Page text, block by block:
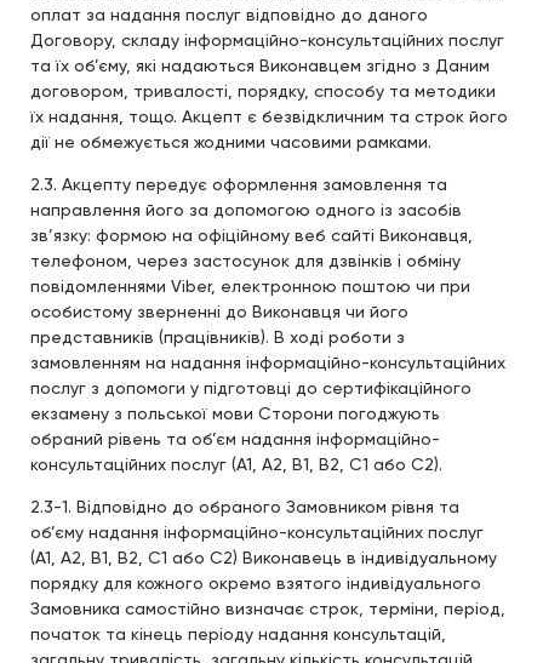
оплат за надання послуг відповідно до даного
Договору, складу інформаційно-консультаційних послуг
та їх об’єму, які надаються Виконавцем згідно з Даним
договором, тривалості, порядку, способу та методики
їх надання, тощо. Акцепт є безвідкличним та строк його
дії не обмежується жодними часовими рамками.
2.3. Акцепту передує оформлення замовлення та
направлення його за допомогою одного із засобів
зв’язку: формою на офіційному веб сайті Виконавця,
телефоном, через застосунок для дзвінків і обміну
повідомленнями Viber, електронною поштою чи при
особистому зверненні до Виконавця чи його
представників (працівників). В ході роботи з
замовленням на надання інформаційно-консультаційних
послуг з допомоги у підготовці до сертифікаційного
екзамену з польської мови Сторони погоджують
обраний рівень та об’єм надання інформаційно-
консультаційних послуг (А1, А2, В1, В2, С1 або С2).
2.3-1. Відповідно до обраного Замовником рівня та
об’єму надання інформаційно-консультаційних послуг
(А1, А2, В1, В2, С1 або С2) Виконавець в індивідуальному
порядку для кожного окремо взятого індивідуального
Замовника самостійно визначає строк, терміни, період,
початок та кінець періоду надання консультацій,